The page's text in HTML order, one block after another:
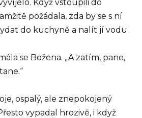
Když vstoupili do
požádala, zda by se s ní
do kuchyně a nalít jí vodu.
se Božena. „A zatím, pane,
ospalý, ale znepokojený
vypadal hrozivě, i když